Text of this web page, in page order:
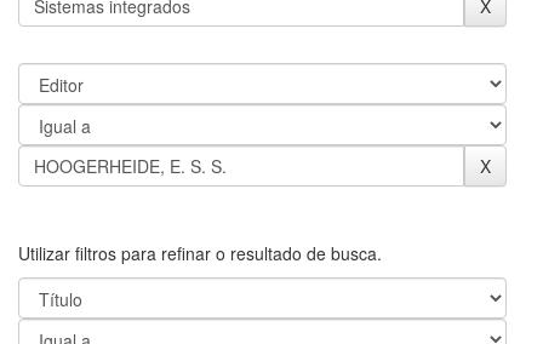
Utilizar filtros para refinar o resultado de busca.